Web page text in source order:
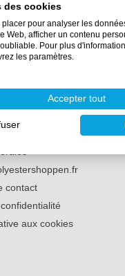
contact
aux cookies
des cookies
pour analyser les
Web, afficher un contenu
Pour plus
les paramètres.
Accepter tout